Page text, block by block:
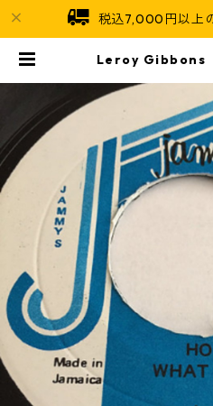
税込7,000円以上
Leroy Gibbons
Got【7'】 |